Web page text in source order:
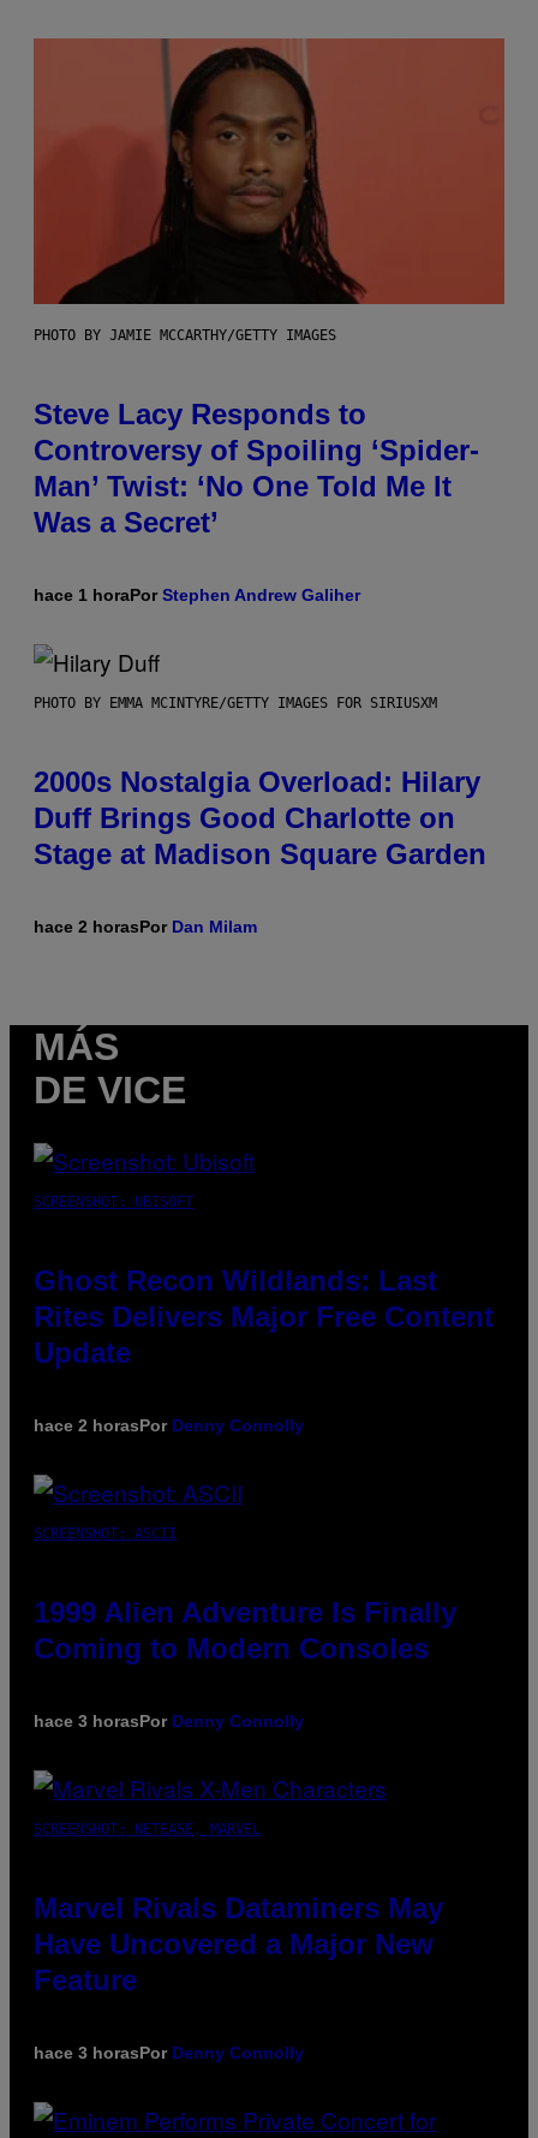
PHOTO BY JAMIE MCCARTHY/GETTY IMAGES
Steve Lacy Responds to
Controversy of Spoiling ‘Spider-
Man’ Twist: ‘No One Told Me It
Was a Secret’
hace 1 horaPorStephen Andrew Galiher
PHOTO BY EMMA MCINTYRE/GETTY IMAGES FOR SIRIUSXM
2000s Nostalgia Overload: Hilary
Duff Brings Good Charlotte on
Stage at Madison Square Garden
hace 2 horasPor Dan Milam
MÁS
DE VICE
SCREENSHOT: UBISOFT
Ghost Recon Wildlands: Last
Rites Delivers Major Free Content
Update
hace 2 horasPor Denny Connolly
SCREENSHOT: ASCII
1999 Alien Adventure Is Finally
Coming to Modern Consoles
hace 3 horasPor Denny Connolly
SCREENSHOT: NETEASE, MARVEL
Marvel Rivals Dataminers May
Have Uncovered a Major New
Feature
hace 3 horasPor Denny Connolly